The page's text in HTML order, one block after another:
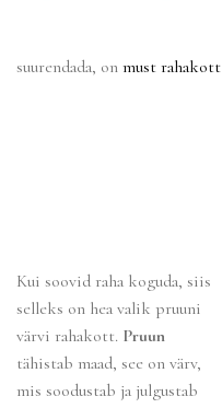
suurendada, on must rahakott
Kui soovid raha koguda, siis
selleks on hea valik pruuni
värvi rahakott. Pruun
tähistab maad, see on värv,
mis soodustab ja julgustab